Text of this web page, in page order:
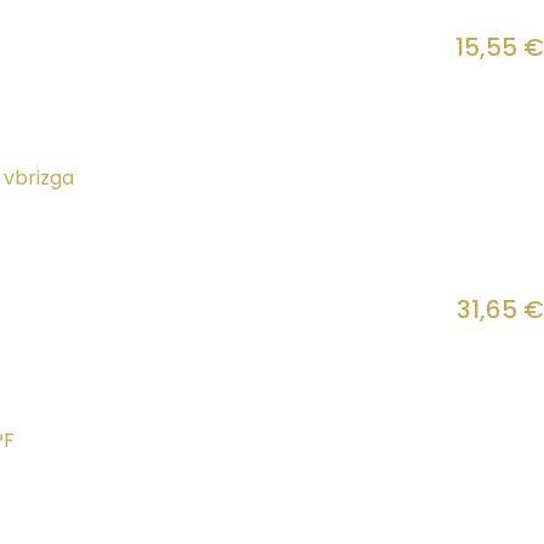
15,55 €
31,65 €